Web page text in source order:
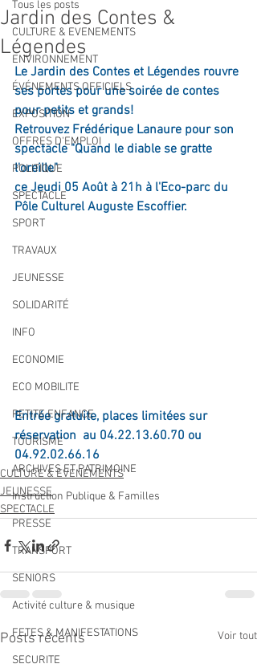
Tous les posts
CULTURE & EVENEMENTS
ENVIRONNEMENT
ÉVÉNEMENTS OFFICIELS
EXPOSITION
OFFRES D'EMPLOI
POLITIQUE
SPECTACLE
SPORT
TRAVAUX
JEUNESSE
SOLIDARITÉ
INFO
ECONOMIE
ECO MOBILITE
PETITE ENFANCE
TOURISME
ARCHIVES ET PATRIMOINE
Instruction Publique & Familles
PRESSE
TRANSPORT
SENIORS
Activité culture & musique
FETES & MANIFESTATIONS
SECURITE
Jardin des Contes &
Légendes
Le Jardin des Contes et Légendes rouvre
ses portes pour une soirée de contes
pour petits et grands!
Retrouvez Frédérique Lanaure pour son
spectacle "Quand le diable se gratte
l'oreille"
ce Jeudi 05 Août à 21h à l'Eco-parc du
Pôle Culturel Auguste Escoffier.
Entrée gratuite, places limitées sur
réservation  au 04.22.13.60.70 ou
04.92.02.66.16
CULTURE & EVENEMENTS
JEUNESSE
SPECTACLE
Posts récents Voir tout